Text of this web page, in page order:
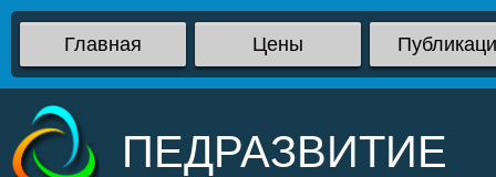
Главная Цены
ПЕДРАЗВИТИЕ